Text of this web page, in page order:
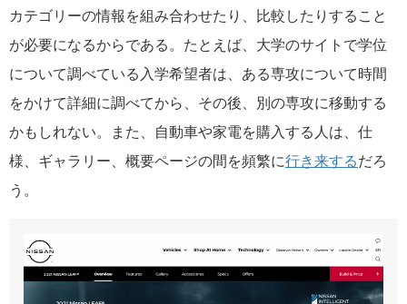
カテゴリーの情報を組み合わせたり、比較したりすること
が必要になるからである。たとえば、大学のサイトで学位
について調べている入学希望者は、ある専攻について時間
をかけて詳細に調べてから、その後、別の専攻に移動する
かもしれない。また、自動車や家電を購入する人は、仕
様、ギャラリー、概要ページの間を頻繁に行き来するだろ
う。